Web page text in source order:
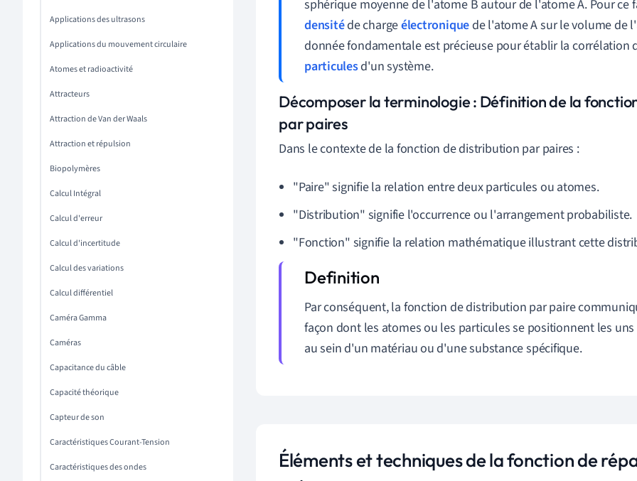
Applications des ultrasons
Applications du mouvement circulaire
Atomes et radioactivité
Attracteurs
Attraction de Van der Waals
Attraction et répulsion
Biopolymères
Calcul Intégral
Calcul d'erreur
Calcul d'incertitude
Calcul des variations
Calcul différentiel
Caméra Gamma
Caméras
Capacitance du câble
Capacité théorique
Capteur de son
Caractéristiques Courant-Tension
Caractéristiques des ondes
sphérique moyenne de l'atome B autour de l'atome A. Pour ce
densitéde chargeélectroniquede l'atome A sur le volume de
donnée fondamentale est précieuse pour établir la corrélation
particulesd'un système.
Décomposer la terminologie : Définition de la
par paires
Dans le contexte de la fonction de distribution par paires :
"Paire" signifie la relation entre deux particules ou atomes.
"Distribution" signifie l'occurrence ou l'arrangement probabiliste.
"Fonction" signifie la relation mathématique illustrant cette
Par conséquent, la fonction de distribution par paire
façon dont les atomes ou les particules se positionnent les
au sein d'un matériau ou d'une substance spécifique.
Éléments et techniques de la fonction de